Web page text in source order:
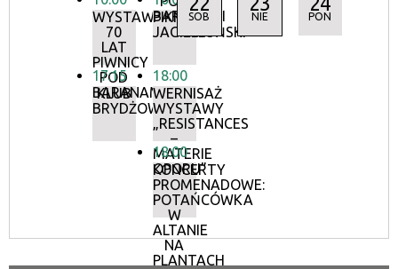
WYSTAWA:
70
LAT
PIWNICY
POD
BARANAMI
17:15
KLUB
BRYDŻOWY
BARANAMI
PIKNIK
JAGIELLOŃSKI
18:00
WERNISAŻ
WYSTAWY
„RESISTANCES
–
MATERIE
OPORU”
18:00
KONCERTY
PROMENADOWE:
POTAŃCÓWKA
W
ALTANIE
NA
PLANTACH
SOB NIE PON